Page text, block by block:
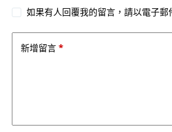
如果有人回覆我的留言，請以電子郵
新增留言 *